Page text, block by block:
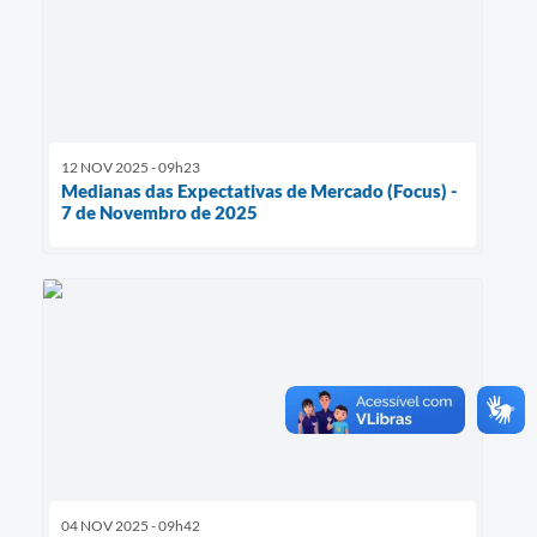
12 NOV 2025 - 09h23
Medianas das Expectativas de Mercado (Focus) -
7 de Novembro de 2025
04 NOV 2025 - 09h42